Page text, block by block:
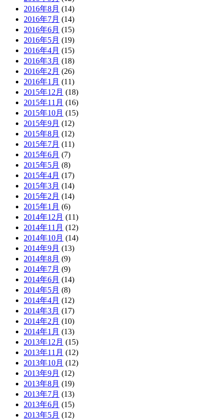
2016年8月 (14)
2016年7月 (14)
2016年6月 (15)
2016年5月 (19)
2016年4月 (15)
2016年3月 (18)
2016年2月 (26)
2016年1月 (11)
2015年12月 (18)
2015年11月 (16)
2015年10月 (15)
2015年9月 (12)
2015年8月 (12)
2015年7月 (11)
2015年6月 (7)
2015年5月 (8)
2015年4月 (17)
2015年3月 (14)
2015年2月 (14)
2015年1月 (6)
2014年12月 (11)
2014年11月 (12)
2014年10月 (14)
2014年9月 (13)
2014年8月 (9)
2014年7月 (9)
2014年6月 (14)
2014年5月 (8)
2014年4月 (12)
2014年3月 (17)
2014年2月 (10)
2014年1月 (13)
2013年12月 (15)
2013年11月 (12)
2013年10月 (12)
2013年9月 (12)
2013年8月 (19)
2013年7月 (13)
2013年6月 (15)
2013年5月 (12)